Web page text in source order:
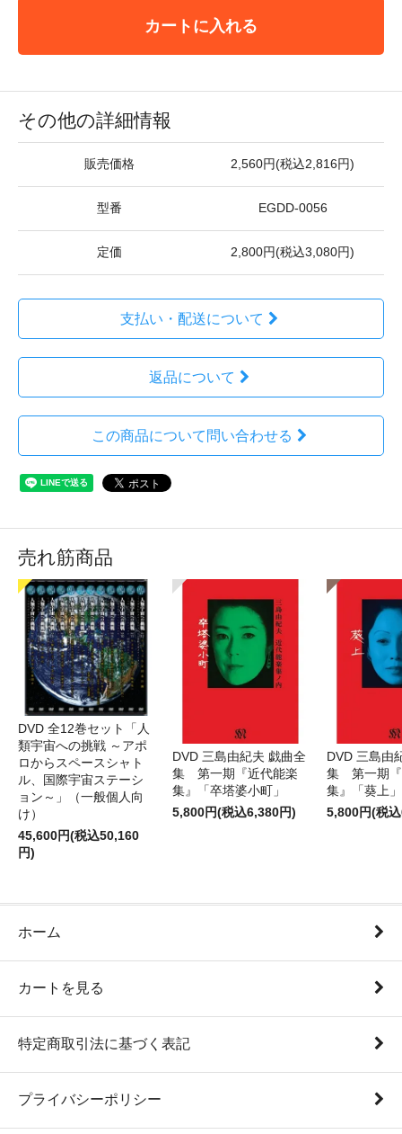
カートに入れる
その他の詳細情報
販売価格 2,560円(税込2,816円)
型番 EGDD-0056
定価 2,800円(税込3,080円)
支払い・配送について
返品について
この商品について問い合わせる
売れ筋商品
DVD 全12巻セット「人
類宇宙への挑戦 ～アポ
ロからスペースシャト
ル、国際宇宙ステーシ
ョン～」（一般個人向
け）
45,600円(税込50,160
円)
DVD 三島由紀夫 戯曲全
集 第一期『近代能楽
集』「卒塔婆小町」
5,800円(税込6,380円)
DVD 三島由
集 第一期『
集』「葵上」
5,800円(税
ホーム
カートを見る
特定商取引法に基づく表記
プライバシーポリシー